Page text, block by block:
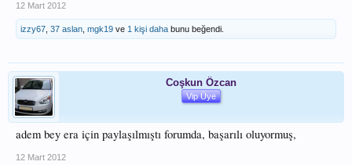
12 Mart 2012
izzy67 37 aslan mgk19 ve 1 kişi daha bunu beğendi.
Coşkun Özcan
Vip Üye
adem bey era için paylaşılmıştı forumda, başarılı oluyormuş,
12 Mart 2012